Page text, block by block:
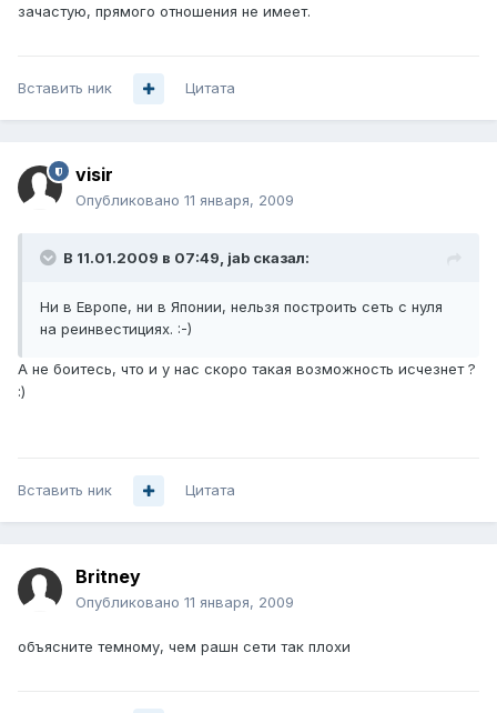
зачастую, прямого отношения не имеет.
Вставить ник Цитата
visir
Опубликовано 11 января, 2009
В 11.01.2009 в 07:49, jab сказал:
Ни в Европе, ни в Японии, нельзя построить сеть с нуля
на реинвестициях. :-)
А не боитесь, что и у нас скоро такая возможность исчезнет ?
:)
Вставить ник Цитата
Britney
Опубликовано 11 января, 2009
объясните темному, чем рашн сети так плохи